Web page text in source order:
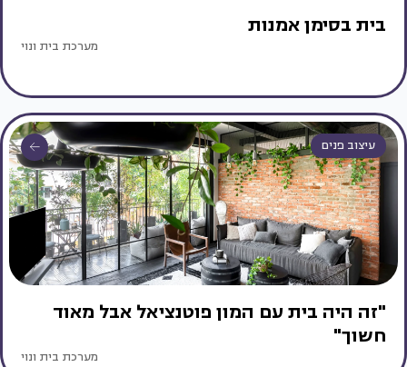
בית בסימן אמנות
מערכת בית ונוי
עיצוב פנים
"זה היה בית עם המון פוטנציאל אבל מאוד
חשוך"
מערכת בית ונוי